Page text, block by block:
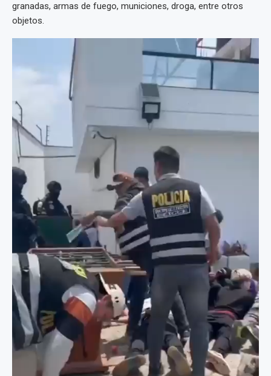
granadas, armas de fuego, municiones, droga, entre otros
objetos.